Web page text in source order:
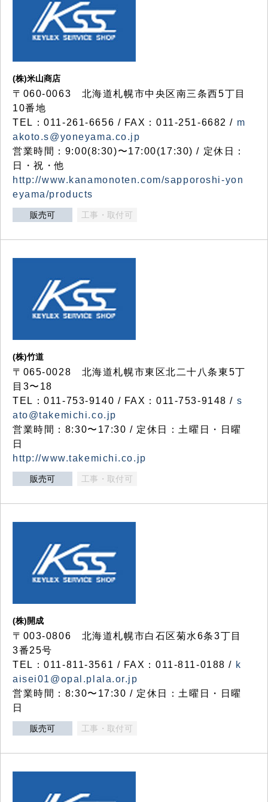
(株)米山商店
〒060-0063 北海道札幌市中央区南三条西5丁目
10番地
TEL：011-261-6656 / FAX：011-251-6682 / m
akoto.s@yoneyama.co.jp
営業時間：9:00(8:30)〜17:00(17:30) / 定休日：
日・祝・他
http://www.kanamonoten.com/sapporoshi-yon
eyama/products
販売可 工事・取付可
(株)竹道
〒065-0028 北海道札幌市東区北二十八条東5丁
目3〜18
TEL：011-753-9140 / FAX：011-753-9148 / s
ato@takemichi.co.jp
営業時間：8:30〜17:30 / 定休日：土曜日・日曜
日
http://www.takemichi.co.jp
販売可 工事・取付可
(株)開成
〒003-0806 北海道札幌市白石区菊水6条3丁目
3番25号
TEL：011-811-3561 / FAX：011-811-0188 / k
aisei01@opal.plala.or.jp
営業時間：8:30〜17:30 / 定休日：土曜日・日曜
日
販売可 工事・取付可